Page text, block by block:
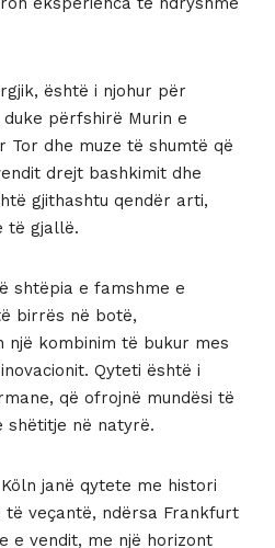
është i njohur për
përfshirë Murin e
Tor dhe muze të shumtë që
drejt bashkimit dhe
gjithashtu qendër arti,
të gjallë.
shtëpia e famshme e
birrës në botë,
kombinim të bukur mes
Qyteti është i
që ofrojnë mundësi të
shëtitje në natyrë.
janë qytete me histori
veçantë, ndërsa Frankfurt
e vendit, me një horizont